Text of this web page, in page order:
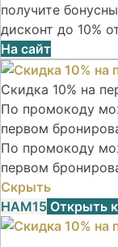
получите
дисконт до 10%
На сайт
Скидка 10% на
По промокоду
первом
По промокоду
первом
Скрыть
НАМ15 Открыть